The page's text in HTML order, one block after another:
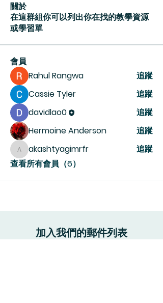
關於
在這群組你可以列出你在找的教學資源
或學習單
會員
Rahul Rangwa
追蹤
Cassie Tyler
追蹤
davidlao0
追蹤
Hermoine Anderson
追蹤
akashtyagimrfr
akashtyagimrfr
追蹤
查看所有會員（6）
加入我們的郵件列表